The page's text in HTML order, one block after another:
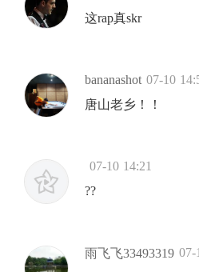
这rap真skr
bananashot 07-10
唐山老乡！！
07-10 14:21
??
雨飞飞33493319 07-